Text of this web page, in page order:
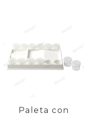
Paleta con